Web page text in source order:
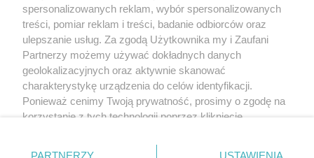
O nas
Informacje prawne
Nasze serwisy
spersonalizowanych reklam, wybór spersonalizowanych
treści, pomiar reklam i treści, badanie odbiorców oraz
ulepszanie usług. Za zgodą Użytkownika my i Zaufani
Partnerzy możemy używać dokładnych danych
geolokalizacyjnych oraz aktywnie skanować
charakterystykę urządzenia do celów identyfikacji.
Ponieważ cenimy Twoją prywatność, prosimy o zgodę na
korzystanie z tych technologii poprzez kliknięcie
zmienić/wycofać klikając przycisk ustawień prywatności
PARTNERZY USTAWIENIA